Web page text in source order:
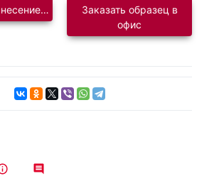
логотипаЗаказать образец в
офис